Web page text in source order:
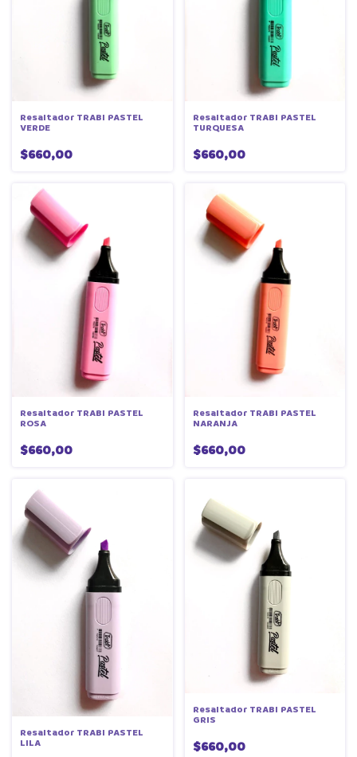
Resaltador TRABI PASTEL
VERDE
$660,00
Resaltador TRABI PASTEL
TURQUESA
$660,00
Resaltador TRABI PASTEL
ROSA
$660,00
Resaltador TRABI PASTEL
NARANJA
$660,00
Resaltador TRABI PASTEL
LILA
Resaltador TRABI PASTEL
GRIS
$660,00